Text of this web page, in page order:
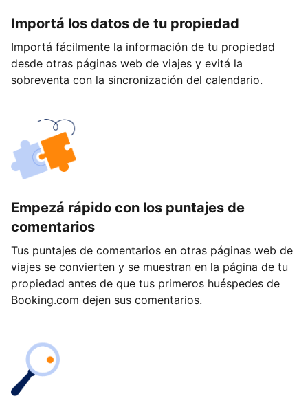
Importá los datos de tu propiedad
Importá fácilmente la información de tu propiedad
desde otras páginas web de viajes y evitá la
sobreventa con la sincronización del calendario.
Empezá rápido con los puntajes de
comentarios
Tus puntajes de comentarios en otras páginas web de
viajes se convierten y se muestran en la página de tu
propiedad antes de que tus primeros huéspedes de
Booking.com dejen sus comentarios.